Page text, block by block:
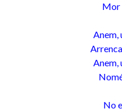
Mor
Anem,
Anem,
No